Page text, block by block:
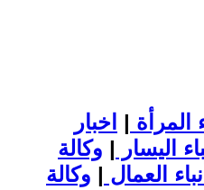
المرأة | اخبار
اليسار | وكالة
العمال | وكالة